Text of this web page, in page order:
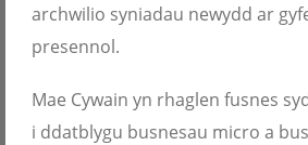
archwilio syniadau newydd ar
presennol.
Mae Cywain yn rhaglen fusnes
i ddatblygu busnesau micro a